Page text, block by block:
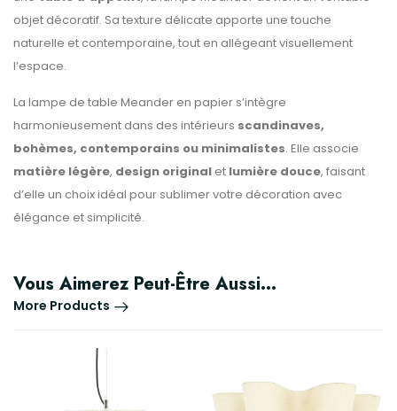
objet décoratif. Sa texture délicate apporte une touche
naturelle et contemporaine, tout en allégeant visuellement
l’espace.
La lampe de table Meander en papier s’intègre
harmonieusement dans des intérieurs scandinaves,
bohèmes, contemporains ou minimalistes. Elle associe
matière légère, design original et lumière douce, faisant
d’elle un choix idéal pour sublimer votre décoration avec
élégance et simplicité.
Vous Aimerez Peut-Être Aussi…
More Products